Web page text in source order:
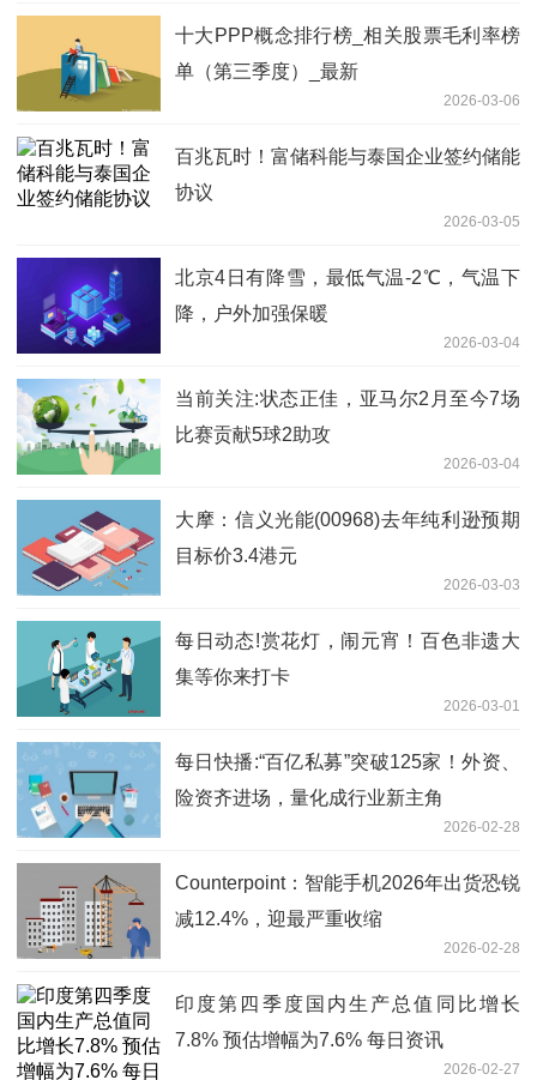
十大PPP概念排行榜_相关股票毛利率榜
单（第三季度）_最新
2026-03-06
百兆瓦时！富储科能与泰国企业签约储能
协议
2026-03-05
北京4日有降雪，最低气温-2℃，气温下
降，户外加强保暖
2026-03-04
当前关注:状态正佳，亚马尔2月至今7场
比赛贡献5球2助攻
2026-03-04
大摩：信义光能(00968)去年纯利逊预期
目标价3.4港元
2026-03-03
每日动态!赏花灯，闹元宵！百色非遗大
集等你来打卡
2026-03-01
每日快播:“百亿私募”突破125家！外资、
险资齐进场，量化成行业新主角
2026-02-28
Counterpoint：智能手机2026年出货恐锐
减12.4%，迎最严重收缩
2026-02-28
印度第四季度国内生产总值同比增长
7.8% 预估增幅为7.6% 每日资讯
2026-02-27